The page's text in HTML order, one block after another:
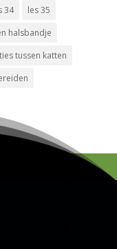
34
les 35
halsbandje
tussen katten